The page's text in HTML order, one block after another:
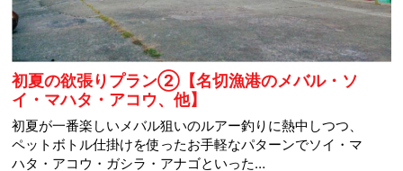
初夏の欲張りプラン②【名切漁港のメバル・ソ
イ・マハタ・アコウ、他】
初夏が一番楽しいメバル狙いのルアー釣りに熱中しつつ、
ペットボトル仕掛けを使ったお手軽なパターンでソイ・マ
ハタ・アコウ・ガシラ・アナゴといった…